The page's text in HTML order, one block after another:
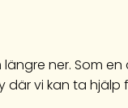
ner. Som en
där vi kan ta hjälp